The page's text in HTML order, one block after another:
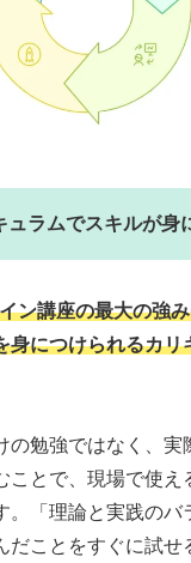
ラムでスキルが身
ン講座の最大の強
身につけられるカリ
の勉強ではなく、実
ことで、現場で使え
。「理論と実践のバ
だことをすぐに試せ